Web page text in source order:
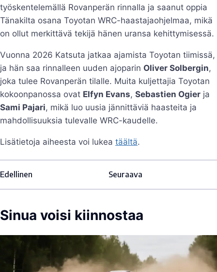
työskentelemällä Rovanperän rinnalla ja saanut oppia
Tänakilta osana Toyotan WRC-haastajaohjelmaa, mikä
on ollut merkittävä tekijä hänen uransa kehittymisessä.
Vuonna 2026 Katsuta jatkaa ajamista Toyotan tiimissä,
ja hän saa rinnalleen uuden ajoparin Oliver Solbergin,
joka tulee Rovanperän tilalle. Muita kuljettajia Toyotan
kokoonpanossa ovat Elfyn Evans, Sebastien Ogier ja
Sami Pajari, mikä luo uusia jännittäviä haasteita ja
mahdollisuuksia tulevalle WRC-kaudelle.
Lisätietoja aiheesta voi lukea täältä.
Edellinen Seuraava
Sinua voisi kiinnostaa